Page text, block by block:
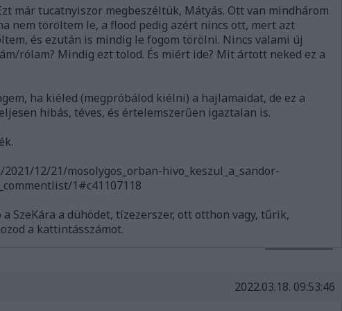
már tucatnyiszor megbeszéltük, Mátyás. Ott van mindhárom
nem töröltem le, a flood pedig azért nincs ott, mert azt
és ezután is mindig le fogom törölni. Nincs valami új
rólam? Mindig ezt tolod. És miért ide? Mit ártott neked ez a
ha kiéled (megpróbálod kiélni) a hajlamaidat, de ez a
hibás, téves, és értelemszerűen igaztalan is.
2021/12/21/mosolygos_orban-hivo_keszul_a_sandor-
1#c41107118
SzeKára a dühödet, tízezerszer, ott otthon vagy, tűrik,
a kattintásszámot.
2022.03.18. 09:53:46